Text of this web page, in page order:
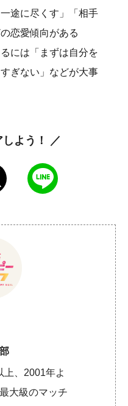
途に尽くす」「相手
恋愛傾向がある
には「まずは自分を
ぎない」などが大事
よう！ ／
上、2001年よ
大級のマッチ